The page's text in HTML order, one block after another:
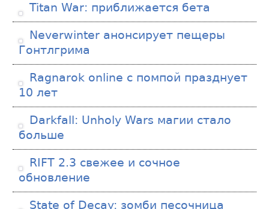
Titan War: приближается бета
Neverwinter анонсирует пещеры
Гонтлгрима
Ragnarok online с помпой празднует
10 лет
Darkfall: Unholy Wars магии стало
больше
RIFT 2.3 свежее и сочное
обновление
State of Decay: зомби песочница